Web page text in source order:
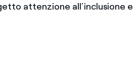
attenzione all’inclusione e